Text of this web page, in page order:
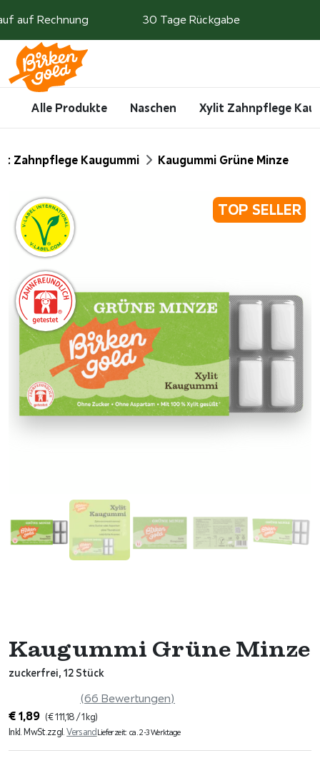
auf Rechnung 30 Tage Rückgabe
Alle Produkte Naschen Xylit Zahnpflege
Zahnpflege Kaugummi Kaugummi Grüne Minze
TOP SELLER
Kaugummi Grüne Minze
zuckerfrei, 12 Stück
(66 Bewertungen)
€ 1,89 (€111,18 / 1 kg)
Inkl. MwSt.zzgl.Versand Lieferzeit: ca. 2-3 Werktage